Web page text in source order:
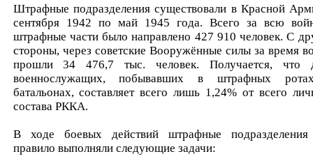
Штрафные подразделения существовали в Красной
сентября 1942 по май 1945 года. Всего за всю
штрафные части было направлено 427 910 человек. С
стороны, через советские Вооружённые силы за время
прошли 34 476,7 тыс. человек. Получается, что
военнослужащих, побывавших в штрафных
батальонах, составляет всего лишь 1,24% от всего
состава РККА.
В ходе боевых действий штрафные подразделения
правило выполняли следующие задачи: